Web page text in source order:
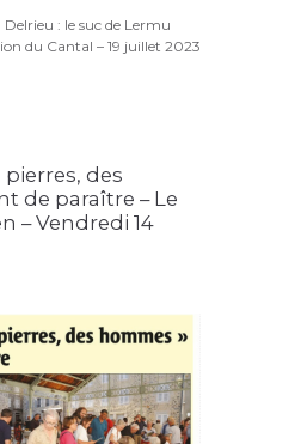
: le suc de Lermu
du Cantal – 19 juillet 2023
pierres, des
de paraître – Le
– Vendredi 14